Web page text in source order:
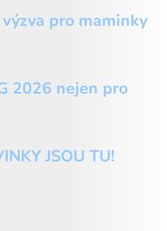
pro maminky
2026 nejen pro
JSOU TU!